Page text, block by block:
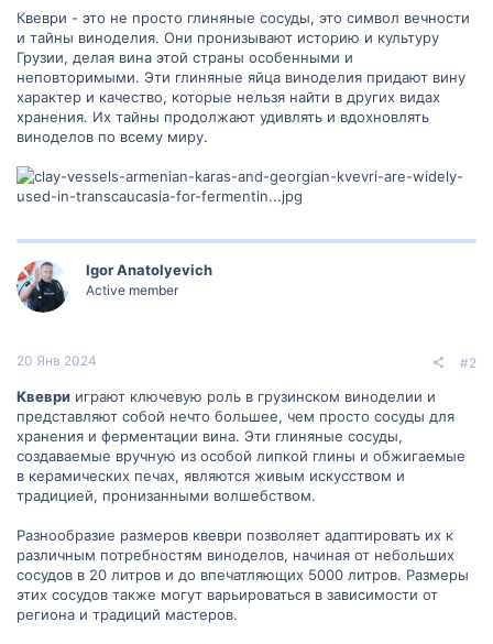
Квеври - это не просто глиняные сосуды, это символ вечности
и тайны виноделия. Они пронизывают историю и культуру
Грузии, делая вина этой страны особенными и
неповторимыми. Эти глиняные яйца виноделия придают вину
характер и качество, которые нельзя найти в других видах
хранения. Их тайны продолжают удивлять и вдохновлять
виноделов по всему миру.
Igor Anatolyevich
Active member
20 Янв 2024 #2
Квеври играют ключевую роль в грузинском виноделии и
представляют собой нечто большее, чем просто сосуды для
хранения и ферментации вина. Эти глиняные сосуды,
создаваемые вручную из особой липкой глины и обжигаемые
в керамических печах, являются живым искусством и
традицией, пронизанными волшебством.
Разнообразие размеров квеври позволяет адаптировать их к
различным потребностям виноделов, начиная от небольших
сосудов в 20 литров и до впечатляющих 5000 литров. Размеры
этих сосудов также могут варьироваться в зависимости от
региона и традиций мастеров.